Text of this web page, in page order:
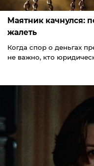
Маятник качнулся:
жалеть
Когда спор о деньгах
не важно, кто